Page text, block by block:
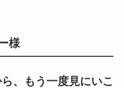
様
、もう一度見にいこ